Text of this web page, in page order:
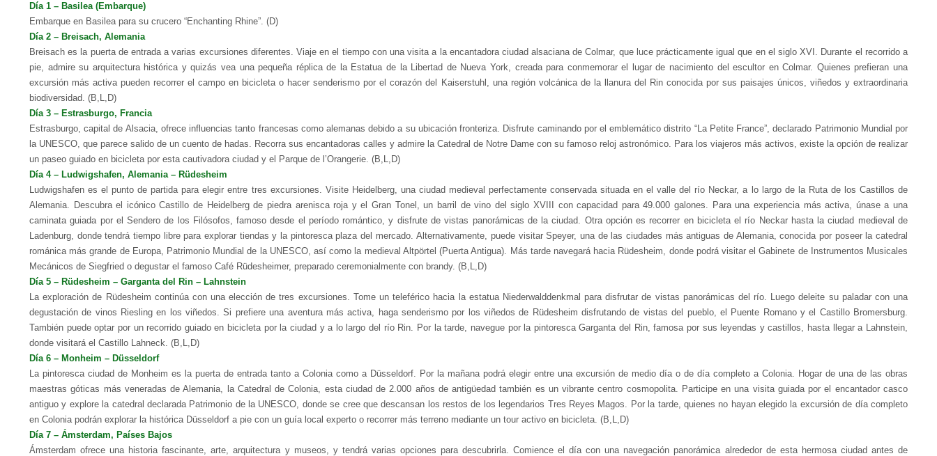
Día 1 – Basilea (Embarque)
Embarque en Basilea para su crucero “Enchanting Rhine”. (D)
Día 2 – Breisach, Alemania
Breisach es la puerta de entrada a varias excursiones diferentes. Viaje en el tiempo con una visita a la encantadora ciudad alsaciana de Colmar, que luce prácticamente igual que en el siglo XVI. Durante el recorrido a
pie, admire su arquitectura histórica y quizás vea una pequeña réplica de la Estatua de la Libertad de Nueva York, creada para conmemorar el lugar de nacimiento del escultor en Colmar. Quienes prefieran una
excursión más activa pueden recorrer el campo en bicicleta o hacer senderismo por el corazón del Kaiserstuhl, una región volcánica de la llanura del Rin conocida por sus paisajes únicos, viñedos y extraordinaria
biodiversidad. (B,L,D)
Día 3 – Estrasburgo, Francia
Estrasburgo, capital de Alsacia, ofrece influencias tanto francesas como alemanas debido a su ubicación fronteriza. Disfrute caminando por el emblemático distrito “La Petite France”, declarado Patrimonio Mundial por
la UNESCO, que parece salido de un cuento de hadas. Recorra sus encantadoras calles y admire la Catedral de Notre Dame con su famoso reloj astronómico. Para los viajeros más activos, existe la opción de realizar
un paseo guiado en bicicleta por esta cautivadora ciudad y el Parque de l’Orangerie. (B,L,D)
Día 4 – Ludwigshafen, Alemania – Rüdesheim
Ludwigshafen es el punto de partida para elegir entre tres excursiones. Visite Heidelberg, una ciudad medieval perfectamente conservada situada en el valle del río Neckar, a lo largo de la Ruta de los Castillos de
Alemania. Descubra el icónico Castillo de Heidelberg de piedra arenisca roja y el Gran Tonel, un barril de vino del siglo XVIII con capacidad para 49.000 galones. Para una experiencia más activa, únase a una
caminata guiada por el Sendero de los Filósofos, famoso desde el período romántico, y disfrute de vistas panorámicas de la ciudad. Otra opción es recorrer en bicicleta el río Neckar hasta la ciudad medieval de
Ladenburg, donde tendrá tiempo libre para explorar tiendas y la pintoresca plaza del mercado.Alternativamente, puede visitar Speyer, una de las ciudades más antiguas de Alemania, conocida por poseer la catedral
románica más grande de Europa, Patrimonio Mundial de la UNESCO, así como la medieval Altpörtel (Puerta Antigua). Más tarde navegará hacia Rüdesheim, donde podrá visitar el Gabinete de Instrumentos Musicales
Mecánicos de Siegfried o degustar el famoso Café Rüdesheimer, preparado ceremonialmente con brandy. (B,L,D)
Día 5 – Rüdesheim – Garganta del Rin – Lahnstein
La exploración de Rüdesheim continúa con una elección de tres excursiones. Tome un teleférico hacia la estatua Niederwalddenkmal para disfrutar de vistas panorámicas del río. Luego deleite su paladar con una
degustación de vinos Riesling en los viñedos.Si prefiere una aventura más activa, haga senderismo por los viñedos de Rüdesheim disfrutando de vistas del pueblo, el Puente Romano y el Castillo Bromersburg.
También puede optar por un recorrido guiado en bicicleta por la ciudad y a lo largo del río Rin. Por la tarde, navegue por la pintoresca Garganta del Rin, famosa por sus leyendas y castillos, hasta llegar a Lahnstein,
donde visitará el Castillo Lahneck. (B,L,D)
Día 6 – Monheim – Düsseldorf
La pintoresca ciudad de Monheim es la puerta de entrada tanto a Colonia como a Düsseldorf. Por la mañana podrá elegir entre una excursión de medio día o de día completo a Colonia. Hogar de una de las obras
maestras góticas más veneradas de Alemania, la Catedral de Colonia, esta ciudad de 2.000 años de antigüedad también es un vibrante centro cosmopolita. Participe en una visita guiada por el encantador casco
antiguo y explore la catedral declarada Patrimonio de la UNESCO, donde se cree que descansan los restos de los legendarios Tres Reyes Magos. Por la tarde, quienes no hayan elegido la excursión de día completo
en Colonia podrán explorar la histórica Düsseldorf a pie con un guía local experto o recorrer más terreno mediante un tour activo en bicicleta. (B,L,D)
Día 7 – Ámsterdam, Países Bajos
Ámsterdam ofrece una historia fascinante, arte, arquitectura y museos, y tendrá varias opciones para descubrirla. Comience el día con una navegación panorámica alrededor de esta hermosa ciudad antes de